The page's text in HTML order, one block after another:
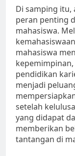
Di samping itu,
peran penting
mahasiswa.
mahasiswa
pendidikan
menjadi
setelah
yang didapat
memberikan
tantangan di